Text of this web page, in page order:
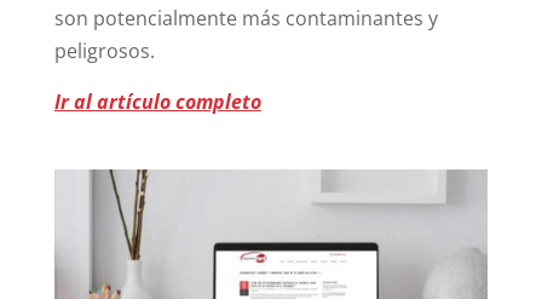
son potencialmente más contaminantes y
peligrosos.
Ir al artículo completo